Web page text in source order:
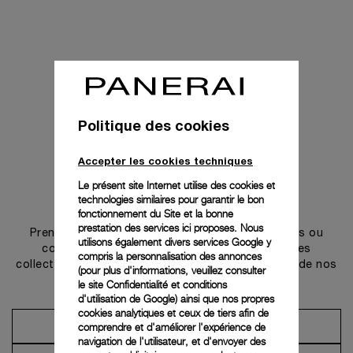
Prendre contact
Prenez rendez-vous dans l’une de nos boutiques ou
contactez notre conciergerie pour découvrir les
collections et bénéficier des conseils ou services de nos
ambassadeurs.
Prendre un rendez-vous
Politique des cookies
Accepter les cookies techniques
Le présent site Internet utilise des cookies et
technologies similaires pour garantir le bon
fonctionnement du Site et la bonne
prestation des services ici proposes. Nous
utilisons également divers services Google y
compris la personnalisation des annonces
(pour plus d'informations, veuillez consulter
le site Confidentialité et conditions
d'utilisation de Google) ainsi que nos propres
cookies analytiques et ceux de tiers afin de
comprendre et d'améliorer l'expérience de
navigation de l'utilisateur, et d'envoyer des